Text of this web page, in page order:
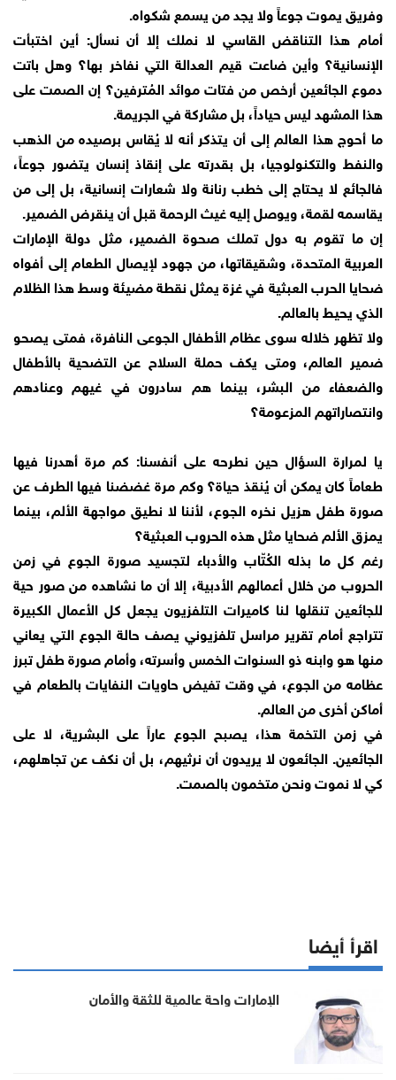
وفريق يموت جوعاً ولا يجد من يسمع شكواه.
أمام هذا التناقض القاسي لا نملك إلا أن نسأل: أين اختبأت
الإنسانية؟ وأين ضاعت قيم العدالة التي نفاخر بها؟ وهل باتت
دموع الجائعين أرخص من فتات موائد المُترفين؟ إن الصمت على
هذا المشهد ليس حياداً، بل مشاركة في الجريمة.
ما أحوج هذا العالم إلى أن يتذكر أنه لا يُقاس برصيده من الذهب
والنفط والتكنولوجيا، بل بقدرته على إنقاذ إنسان يتضور جوعاً،
فالجائع لا يحتاج إلى خطب رنانة ولا شعارات إنسانية، بل إلى من
يقاسمه لقمة، ويوصل إليه غيث الرحمة قبل أن ينقرض الضمير.
إن ما تقوم به دول تملك صحوة الضمير، مثل دولة الإمارات
العربية المتحدة، وشقيقاتها، من جهود لإيصال الطعام إلى أفواه
ضحايا الحرب العبثية في غزة يمثل نقطة مضيئة وسط هذا الظلام
الذي يحيط بالعالم.
ولا تظهر خلاله سوى عظام الأطفال الجوعى النافرة، فمتى يصحو
ضمير العالم، ومتى يكف حملة السلاح عن التضحية بالأطفال
والضعفاء من البشر، بينما هم سادرون في غيهم وعنادهم
وانتصاراتهم المزعومة؟
يا لمرارة السؤال حين نطرحه على أنفسنا: كم مرة أهدرنا فيها
طعاماً كان يمكن أن يُنقذ حياة؟ وكم مرة غضضنا فيها الطرف عن
صورة طفل هزيل نخره الجوع، لأننا لا نطيق مواجهة الألم، بينما
يمزق الألم ضحايا مثل هذه الحروب العبثية؟
رغم كل ما بذله الكُتّاب والأدباء لتجسيد صورة الجوع في زمن
الحروب من خلال أعمالهم الأدبية، إلا أن ما نشاهده من صور حية
للجائعين تنقلها لنا كاميرات التلفزيون يجعل كل الأعمال الكبيرة
تتراجع أمام تقرير مراسل تلفزيوني يصف حالة الجوع التي يعاني
منها هو وابنه ذو السنوات الخمس وأسرته، وأمام صورة طفل تبرز
عظامه من الجوع، في وقت تفيض حاويات النفايات بالطعام في
أماكن أخرى من العالم.
في زمن التخمة هذا، يصبح الجوع عاراً على البشرية، لا على
الجائعين. الجائعون لا يريدون أن نرثيهم، بل أن نكف عن تجاهلهم،
كي لا نموت ونحن متخمون بالصمت.
اقرأ أيضا
الإمارات واحة عالمية للثقة والأمان